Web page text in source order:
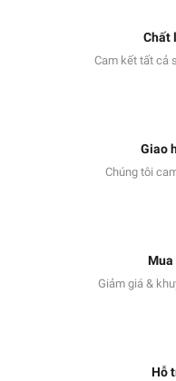
Chất
Cam kết tất cả
Giao
Chúng tôi
Mua
Giảm giá &
Hỗ